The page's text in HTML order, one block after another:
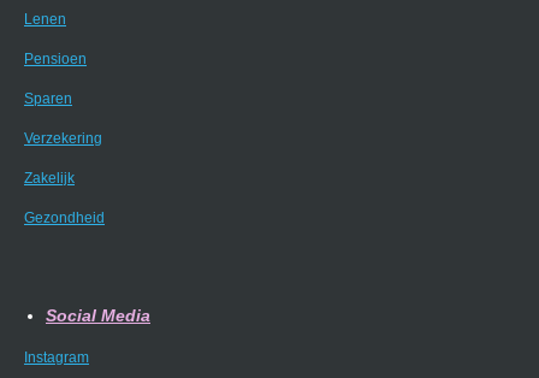
Lenen
Pensioen
Sparen
Verzekering
Zakelijk
Gezondheid
Social Media
Instagram